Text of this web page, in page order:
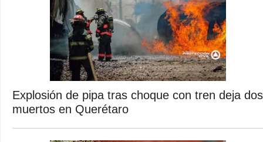
Explosión de pipa tras choque con tren deja dos
muertos en Querétaro